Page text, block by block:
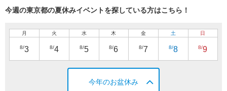
今週の東京都の夏休みイベントを探している方はこちら！
月
8/3
火
8/4
水
8/5
木
8/6
金
8/7
土
8/8
日
8/9
今年のお盆休み